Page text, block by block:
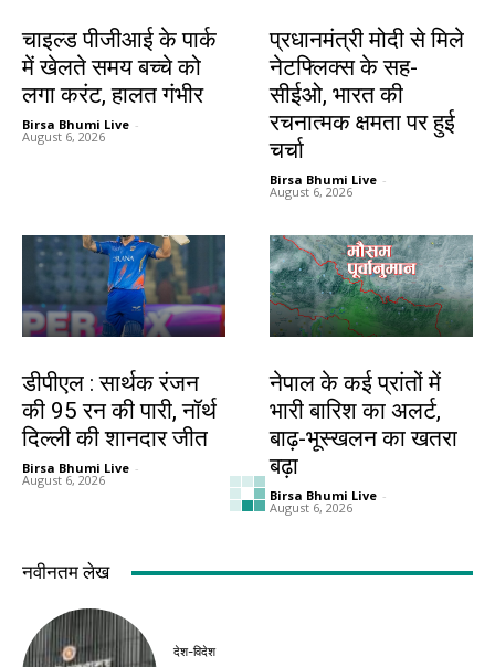
चाइल्ड पीजीआई के पार्क
में खेलते समय बच्चे को
लगा करंट, हालत गंभीर
Birsa Bhumi Live -
August 6, 2026
प्रधानमंत्री मोदी से मिले
नेटफ्लिक्स के सह-
सीईओ, भारत की
रचनात्मक क्षमता पर हुई
चर्चा
Birsa Bhumi Live -
August 6, 2026
डीपीएल : सार्थक रंजन
की 95 रन की पारी, नॉर्थ
दिल्ली की शानदार जीत
Birsa Bhumi Live -
August 6, 2026
नेपाल के कई प्रांतों में
भारी बारिश का अलर्ट,
बाढ़-भूस्खलन का खतरा
बढ़ा
Birsa Bhumi Live -
August 6, 2026